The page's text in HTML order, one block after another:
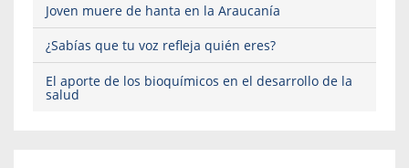
Joven muere de hanta en la Araucanía
¿Sabías que tu voz refleja quién eres?
El aporte de los bioquímicos en el desarrollo de la
salud